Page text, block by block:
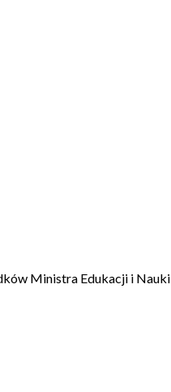
Ministra Edukacji i Nauki